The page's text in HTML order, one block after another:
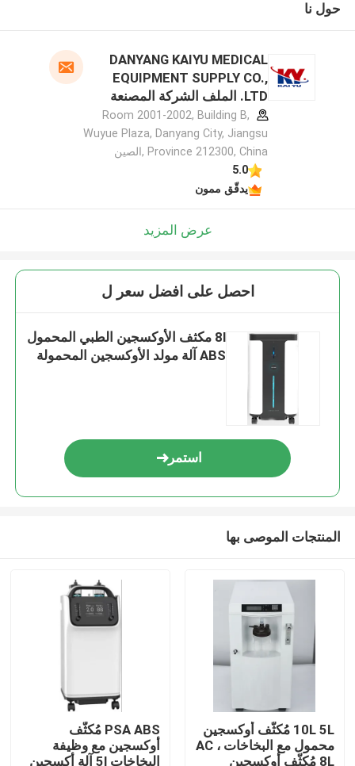
منتجات
حول نا
DANYANG KAIYU MEDICAL
EQUIPMENT SUPPLY CO.,
LTD. الملف الشركة المصنعة
Room 2001-2002, Building B,
Wuyue Plaza, Danyang City, Jiangsu
Province 212300, China ,الصين
5.0
يدقّق ممون
عرض المزيد
احصل على افضل سعر ل
8l مكثف الأوكسجين الطبي المحمول
ABS آلة مولد الأوكسجين المحمولة
استمر
المنتجات الموصى بها
10L 5L مُكثّف أوكسجين
محمول مع البخاخات ، AC
8L مُكثّف أوكسجين
PSA ABS مُكثّف
أوكسجين مع وظيفة
البخاخات 5l آلة أكسجين